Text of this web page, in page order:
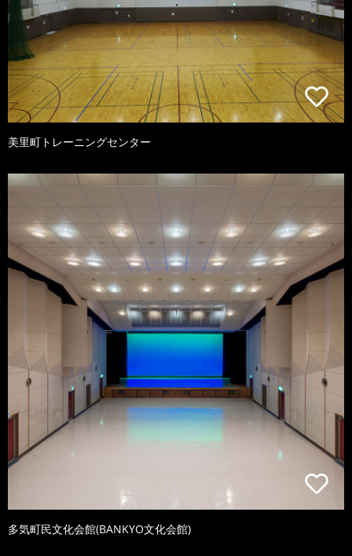
美里町トレーニングセンター
多気町民文化会館(BANKYO文化会館)